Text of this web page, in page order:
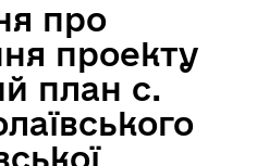
про
проекту
план с.